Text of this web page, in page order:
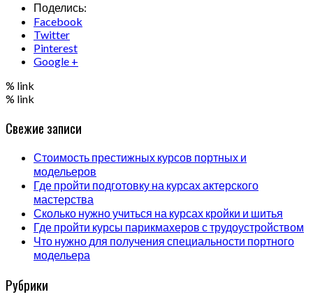
Поделись:
Facebook
Twitter
Pinterest
Google +
% link
% link
Свежие записи
Стоимость престижных курсов портных и
модельеров
Где пройти подготовку на курсах актерского
мастерства
Сколько нужно учиться на курсах кройки и шитья
Где пройти курсы парикмахеров с трудоустройством
Что нужно для получения специальности портного
модельера
Рубрики